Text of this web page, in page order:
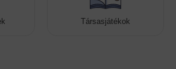
Társasjátékok